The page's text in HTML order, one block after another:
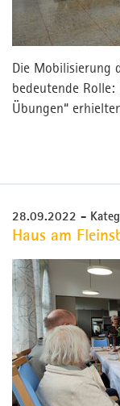
Die Mobilisierung
bedeutende
Übungen“
28.09.2022 -
Haus am